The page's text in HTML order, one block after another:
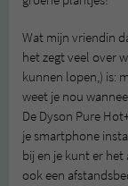
Wat mijn vriendin
het zegt veel over
kunnen lopen,) is:
weet je nou
De Dyson Pure
je smartphone
bij en je kunt er
ook een